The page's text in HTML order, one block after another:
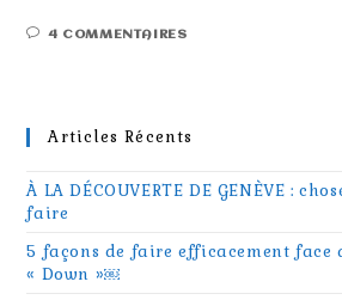
4 COMMENTAIRES
Articles Récents
À LA DÉCOUVERTE DE GENÈVE :
faire
5 façons de faire efficacement face
« Down »￼